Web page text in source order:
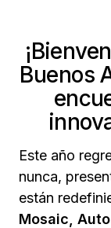
Buenos
Este año
nunca,
están
Mosaic,